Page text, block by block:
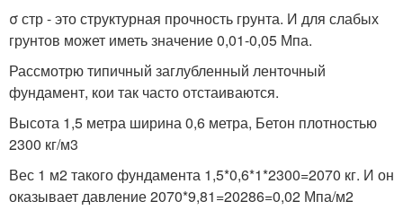
σ стр - это структурная прочность грунта. И для слабых
грунтов может иметь значение 0,01-0,05 Мпа.
Рассмотрю типичный заглубленный ленточный
фундамент, кои так часто отстаиваются.
Высота 1,5 метра ширина 0,6 метра, Бетон плотностью
2300 кг/м3
Вес 1 м2 такого фундамента 1,5*0,6*1*2300=2070 кг. И он
оказывает давление 2070*9,81=20286=0,02 Мпа/м2